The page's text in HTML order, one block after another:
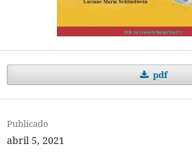
pdf
Publicado
abril 5, 2021